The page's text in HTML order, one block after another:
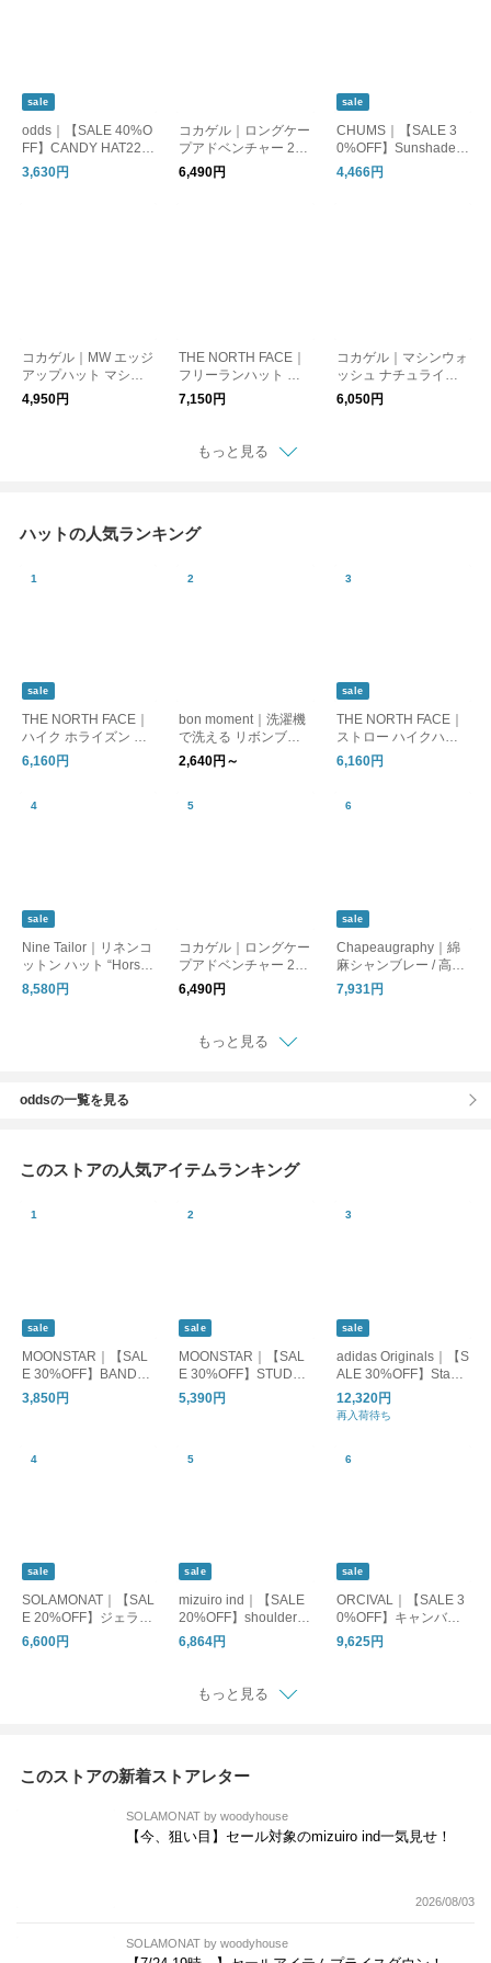
sale
odds｜【SALE 40%O
FF】CANDY HAT22’
キャンディーハット
レディース 帽子 ハッ
3,630円
コカゲル｜ロングケー
プアドベンチャー 2w
ay ネックシェード付
き ネックガード フェ
6,490円
sale
CHUMS｜【SALE 3
0%OFF】Sunshade H
at サンシェードハット
帽子 ハット ch05-147
4,466円
コカゲル｜MW エッジ
アップハット マシン
ウォッシュ エッジア
ップハット cc2r803
4,950円
THE NORTH FACE｜
フリーランハット 帽
子 ハット nn02571
7,150円
コカゲル｜マシンウォ
ッシュ ナチュライク
ダウン サマーハット
つば広帽子 UVカット
6,050円
もっと見る
ハットの人気ランキング
sale
THE NORTH FACE｜
ハイク ホライズン ハ
ット 帽子 HIKE Horizo
n Hat nn02646
6,160円
bon moment｜洗濯機
で洗える リボンブレ
ードハット紫外線9
9％カット 帽子
2,640円～
sale
THE NORTH FACE｜
ストロー ハイクハッ
ト “HIKE Hat” nn0234
1 帽子
6,160円
sale
Nine Tailor｜リネンコ
ットン ハット “Horset
ail Hat” n-1606-same
8,580円
コカゲル｜ロングケー
プアドベンチャー 2w
ay ネックシェード付
き ネックガード フェ
ば広 首まで隠れる cc2
s800
6,490円
sale
Chapeaugraphy｜綿
麻シャンブレー / 高密
度織綿麻 チューリッ
プハット 帽子 00105o
7,931円
もっと見る
oddsの一覧を見る
このストアの人気アイテムランキング
sale
MOONSTAR｜【SAL
E 30%OFF】BANDBA
LLET バンドバレー バ
レーシューズ フラッ
3,850円
sale
MOONSTAR｜【SAL
E 30%OFF】STUDEN
スチューデン 810s エ
イトテンス スニーカ
5,390円
sale
adidas Originals｜【S
ALE 30%OFF】Stan
Smith GORE-TEX ス
タンスミス ゴアテッ
クス レディース シュ
ワイト jr3323
12,320円
再入荷待ち
sale
SOLAMONAT｜【SAL
E 20%OFF】ジェラー
ト天竺 コクーンプル
オーバー トップス Tシ
6,600円
sale
mizuiro ind｜【SALE
20%OFF】shoulder tu
ck N/S P/O ショルダー
タックノースリーブプ
ス トップス カットソ
ー 2-210147
6,864円
sale
ORCIVAL｜【SALE 3
0%OFF】キャンバス
トートバッグM or-h02
84kwc
9,625円
もっと見る
このストアの新着ストアレター
SOLAMONAT by woodyhouse
【今、狙い目】セール対象のmizuiro ind一気見せ！
2026/08/03
SOLAMONAT by woodyhouse